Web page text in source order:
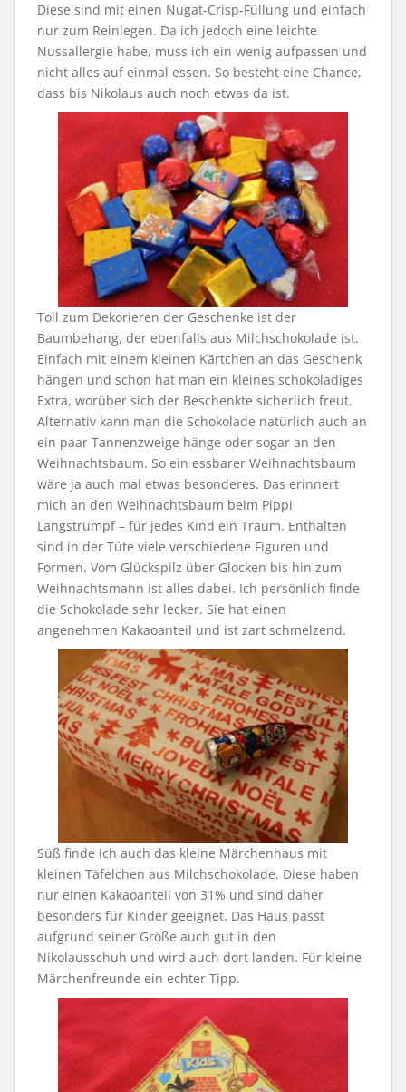
Diese sind mit einen Nugat-Crisp-Füllung und einfach
nur zum Reinlegen. Da ich jedoch eine leichte
Nussallergie habe, muss ich ein wenig aufpassen und
nicht alles auf einmal essen. So besteht eine Chance,
dass bis Nikolaus auch noch etwas da ist.
Toll zum Dekorieren der Geschenke ist der
Baumbehang, der ebenfalls aus Milchschokolade ist.
Einfach mit einem kleinen Kärtchen an das Geschenk
hängen und schon hat man ein kleines schokoladiges
Extra, worüber sich der Beschenkte sicherlich freut.
Alternativ kann man die Schokolade natürlich auch an
ein paar Tannenzweige hänge oder sogar an den
Weihnachtsbaum. So ein essbarer Weihnachtsbaum
wäre ja auch mal etwas besonderes. Das erinnert
mich an den Weihnachtsbaum beim Pippi
Langstrumpf – für jedes Kind ein Traum. Enthalten
sind in der Tüte viele verschiedene Figuren und
Formen. Vom Glückspilz über Glocken bis hin zum
Weihnachtsmann ist alles dabei. Ich persönlich finde
die Schokolade sehr lecker. Sie hat einen
angenehmen Kakaoanteil und ist zart schmelzend.
Süß finde ich auch das kleine Märchenhaus mit
kleinen Täfelchen aus Milchschokolade. Diese haben
nur einen Kakaoanteil von 31% und sind daher
besonders für Kinder geeignet. Das Haus passt
aufgrund seiner Größe auch gut in den
Nikolausschuh und wird auch dort landen. Für kleine
Märchenfreunde ein echter Tipp.